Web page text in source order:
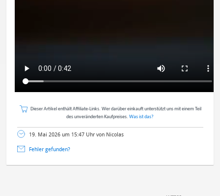
Dieser Artikel enthält Affiliate-Links. Wer darüber einkauft unterstützt uns mit einem Teil
des unveränderten Kaufpreises. Was ist das?
19. Mai 2026 um 15:47 Uhr von Nicolas
Fehler gefunden?